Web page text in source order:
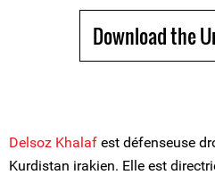
Download the
Delsoz Khalaf est défenseuse
Kurdistan irakien. Elle est